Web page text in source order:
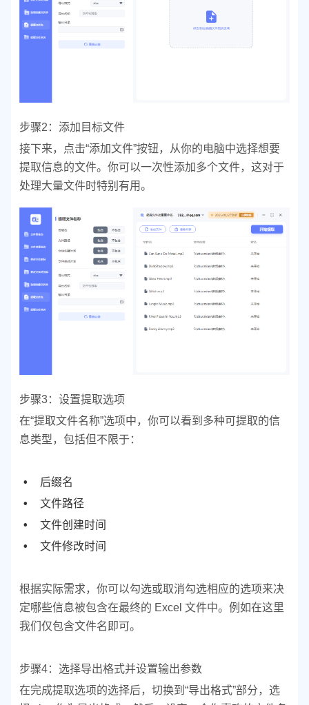
步骤2：添加目标文件
接下来，点击“添加文件”按钮，从你的电脑中选择想要
提取信息的文件。你可以一次性添加多个文件，这对于
处理大量文件时特别有用。
步骤3：设置提取选项
在“提取文件名称”选项中，你可以看到多种可提取的信
息类型，包括但不限于：
后缀名
文件路径
文件创建时间
文件修改时间
根据实际需求，你可以勾选或取消勾选相应的选项来决
定哪些信息被包含在最终的 Excel 文件中。例如在这里
我们仅包含文件名即可。
步骤4：选择导出格式并设置输出参数
在完成提取选项的选择后，切换到“导出格式”部分，选